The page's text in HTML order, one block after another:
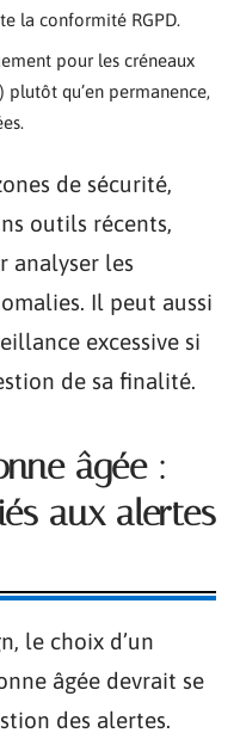
la conformité RGPD.
pour les créneaux
plutôt qu’en permanence,
de sécurité,
outils récents,
analyser les
Il peut aussi
excessive si
de sa finalité.
âgée :
aux alertes
le choix d’un
âgée devrait se
des alertes.